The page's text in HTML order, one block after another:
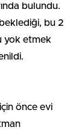
bulundu.
bu 2
yok etmek
önce evi